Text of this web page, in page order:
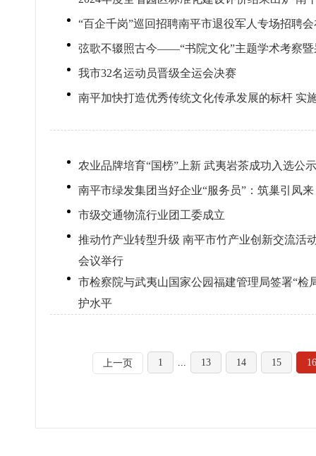
“百企千岗”巡回招聘南平市退役军人专场招聘
弦歌不辍照古今——“书院文化”主题学术考察暨
我市32名运动员晋级全运会决赛
南平加快打造优秀传统文化传承发展的标杆 实
农业品牌培育“国榜”上新 武夷岩茶成功入选公
南平市绿发集团当好企业“服务员”：筑巢引凤
市级交通物流行业团工委成立
推动竹产业转型升级 南平市竹产业创新交流活
会议举行
市检察院与武夷山国家公园福建管理局签署“检
护水平
上一页 1 ... 13 14 15 16